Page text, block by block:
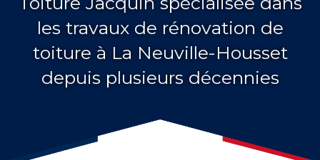
les travaux de rénovation de
toiture à La Neuville-Housset
depuis plusieurs décennies